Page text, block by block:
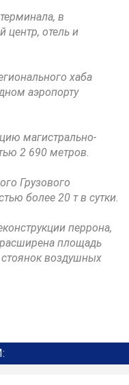
в
центр, отель и
хаба
аэропорту
магистрально-
2 690 метров.
Грузового
более 20 т в сутки.
перрона,
расширена площадь
стоянок воздушных